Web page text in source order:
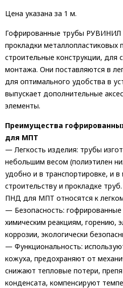
Цена указана за 1 м.
Гофрированные трубы РУВИНИЛ
прокладки металлопластиковых
строительные конструкции, для
монтажа. Они поставляются в
для оптимального удобства в
выпускает дополнительные
элементы.
Преимущества
для МПТ
— Легкость изделия: трубы
небольшим весом (полиэтилен
удобно и в транспортировке, и
строительству и прокладке
ПНД для МПТ относятся к
— Безопасность:
химическим реакциям, горению,
коррозии, экологически
— Функциональность:
кожуха, предохраняют от
снижают тепловые потери,
конденсата, компенсируют